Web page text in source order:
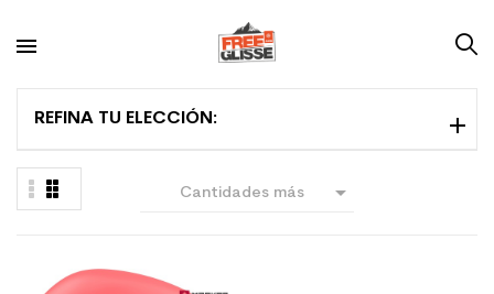
REFINA TU ELECCIÓN:
Cantidades más 